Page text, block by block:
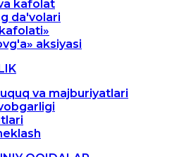
kafolat
da'volari
aksiyasi
va majburiyatlari